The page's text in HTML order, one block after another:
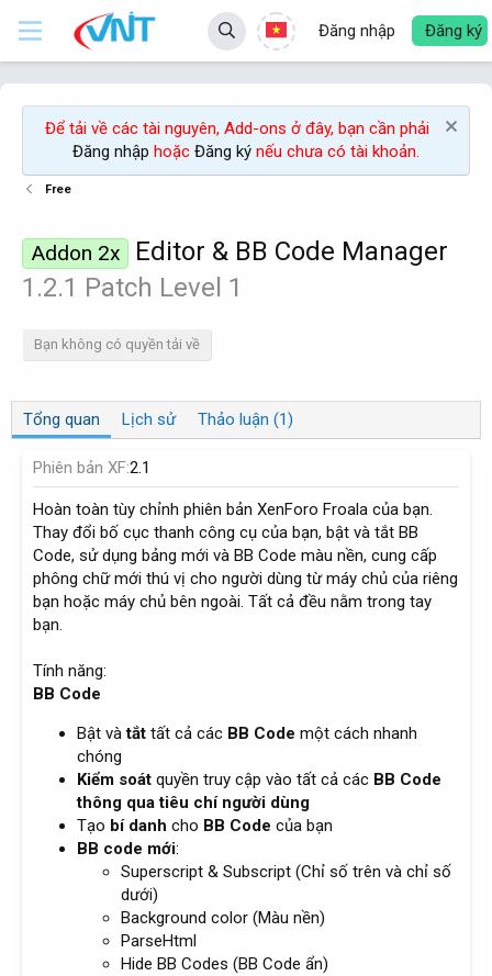
Đăng nhập Đăng ký
Để tải về các tài nguyên, Add-ons ở đây, bạn cần phải
Đăng nhập hoặc Đăng ký nếu chưa có tài khoản.
Free
Addon 2x
Editor & BB Code Manager
1.2.1 Patch Level 1
Bạn không có quyền tải về
Tổng quan Lịch sử Thảo luận (1)
Phiên bản XF2.1
Hoàn toàn tùy chỉnh phiên bản XenForo Froala của bạn.
Thay đổi bố cục thanh công cụ của bạn, bật và tắt BB
Code, sử dụng bảng mới và BB Code màu nền, cung cấp
phông chữ mới thú vị cho người dùng từ máy chủ của riêng
bạn hoặc máy chủ bên ngoài. Tất cả đều nằm trong tay
bạn.
Tính năng:
BB Code
Bật vàtắt tất cả các BB Code một cách nhanh
chóng
Kiểm soát quyền truy cập vào tất cả các BB Code
thông qua tiêu chí người dùng
Tạo bí danh cho BB Code của bạn
BB code mới:
Superscript & Subscript (Chỉ số trên và chỉ số
dưới)
Background color (Màu nền)
ParseHtml
Hide BB Codes (BB Code ẩn)